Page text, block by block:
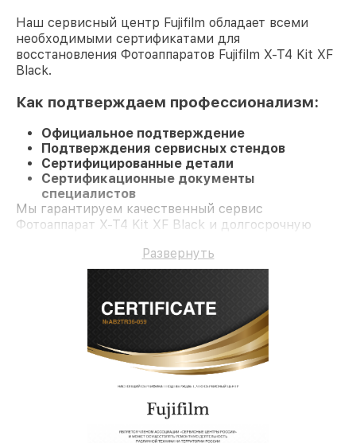
Наш сервисный центр Fujifilm обладает всеми
необходимыми сертификатами для
восстановления Фотоаппаратов Fujifilm X-T4 Kit XF
Black.
Как подтверждаем профессионализм:
Официальное подтверждение
Подтверждения сервисных стендов
Сертифицированные детали
Сертификационные документы
специалистов
Мы гарантируем качественный сервис
Фотоаппарат X-T4 Kit XF Black и долгосрочную
Развернуть